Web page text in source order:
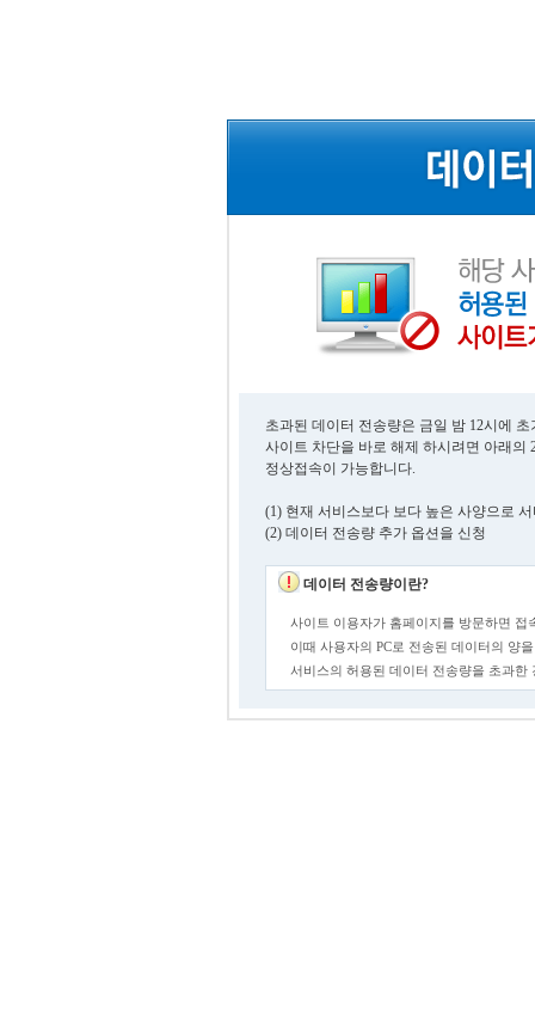
초과된 데이터 전송량은 금일 밤 12시에
사이트 차단을 바로 해제 하시려면 아래의
정상접속이 가능합니다.
(1) 현재 서비스보다 보다 높은 사양으로
(2) 데이터 전송량 추가 옵션을 신청
데이터 전송량이란?
사이트 이용자가 홈페이지를 방문하면 접
이때 사용자의 PC로 전송된 데이터의 양
서비스의 허용된 데이터 전송량을 초과